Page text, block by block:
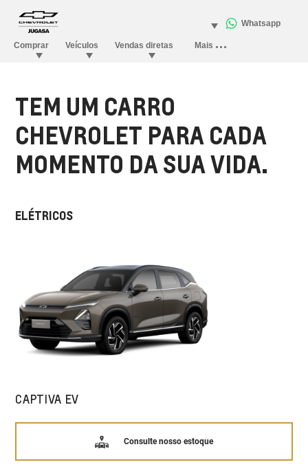
TEM UM CARRO
CHEVROLET PARA CADA
MOMENTO DA SUA VIDA.
ELÉTRICOS
CAPTIVA EV
Consulte nosso estoque